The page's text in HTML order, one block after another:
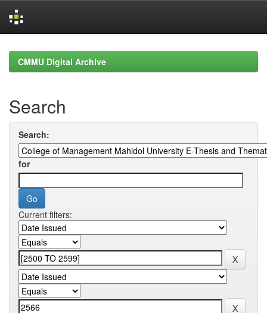
navigationCMMU Digital Archive
Search
Search:
for
Current filters: